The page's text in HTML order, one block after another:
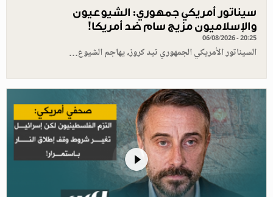
سيناتور أمريكي جمهوري: الشيوعيون
والإسلاميون مزيج سام ضد أمريكا!
06/08/2026 - 20:25
السيناتور الأمريكي الجمهوري تيد كروز، يهاجم الشيوع…